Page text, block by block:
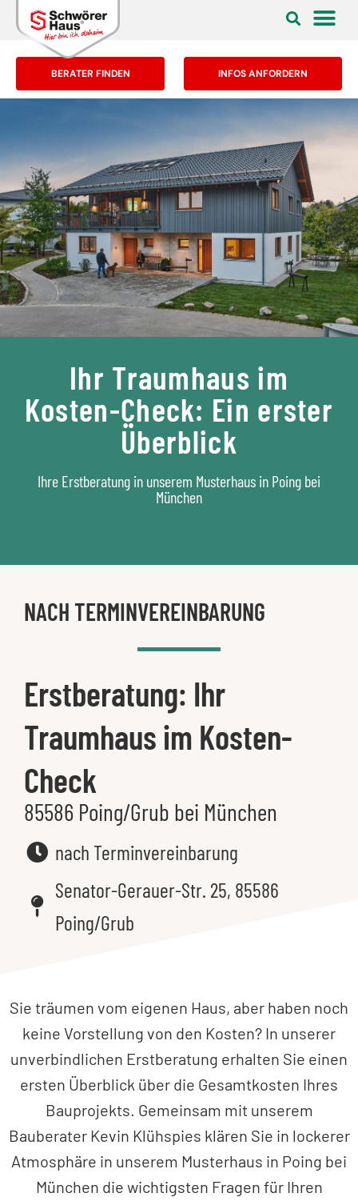
BERATER FINDEN INFOS ANFORDERN
Ihr Traumhaus im
Kosten-Check: Ein erster
Überblick
Ihre Erstberatung in unserem Musterhaus in Poing bei
München
NACH TERMINVEREINBARUNG
Erstberatung: Ihr
Traumhaus im Kosten-
Check
85586 Poing/Grub bei München
nach Terminvereinbarung
Senator-Gerauer-Str. 25, 85586
Poing/Grub
Sie träumen vom eigenen Haus, aber haben noch
keine Vorstellung von den Kosten? In unserer
unverbindlichen Erstberatung erhalten Sie einen
ersten Überblick über die Gesamtkosten Ihres
Bauprojekts. Gemeinsam mit unserem
Bauberater Kevin Klühspies klären Sie in lockerer
Atmosphäre in unserem Musterhaus in Poing bei
München die wichtigsten Fragen für Ihren